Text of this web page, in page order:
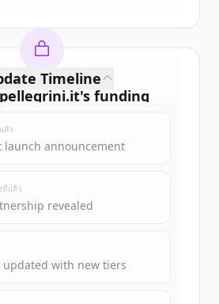
pellegrini.it's funding
free to view allfunding
include trial credits to
get started.
Free Account
Timeline
ล้ว
launch announcement
ที่แล้ว
revealed
updated with new tiers